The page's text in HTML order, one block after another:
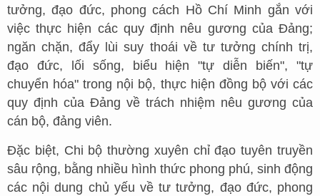
tưởng, đạo đức, phong cách Hồ Chí Minh gắn với
việc thực hiện các quy định nêu gương của Đảng;
ngăn chặn, đẩy lùi suy thoái về tư tưởng chính trị,
đạo đức, lối sống, biểu hiện "tự diễn biến", "tự
chuyển hóa" trong nội bộ, thực hiện đồng bộ với các
quy định của Đảng về trách nhiệm nêu gương của
cán bộ, đảng viên.
Đặc biệt, Chi bộ thường xuyên chỉ đạo tuyên truyền
sâu rộng, bằng nhiều hình thức phong phú, sinh động
các nội dung chủ yếu về tư tưởng, đạo đức, phong